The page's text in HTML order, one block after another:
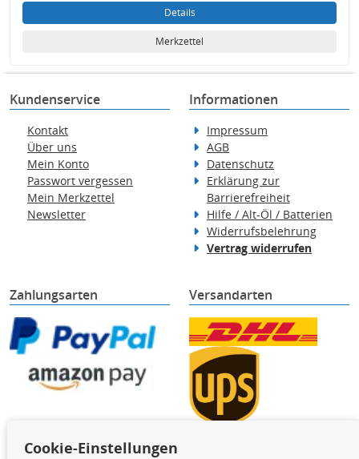
Details
Merkzettel
Kundenservice
Kontakt
Über uns
Mein Konto
Passwort vergessen
Mein Merkzettel
Newsletter
Informationen
Impressum
AGB
Datenschutz
Erklärung zur
Barrierefreiheit
Hilfe / Alt-Öl / Batterien
Widerrufsbelehrung
Vertrag widerrufen
Zahlungsarten Versandarten
Cookie-Einstellungen